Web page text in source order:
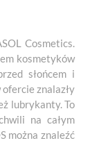
Cosmetics.
kosmetyków
słońcem i
znalazły
lubrykanty. To
na całym
można znaleźć